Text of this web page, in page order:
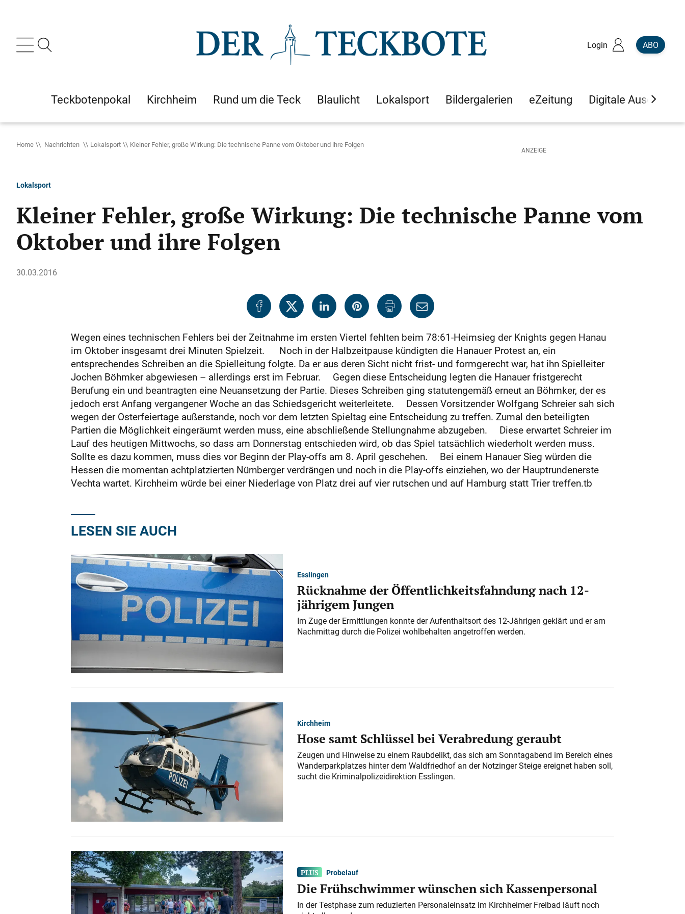
Login ABO
Teckbotenpokal Kirchheim Rund um die Teck Blaulicht Lokalsport Bildergalerien eZeitung Digitale Ausgaben
Home Nachrichten Lokalsport Kleiner Fehler, große Wirkung: Die technische Panne vom Oktober und ihre Folgen
Lokalsport
Kleiner Fehler, große Wirkung: Die technische Panne vom
Oktober und ihre Folgen
30.03.2016
Wegen eines technischen Fehlers bei der Zeitnahme im ersten Viertel fehlten beim 78:61-Heimsieg der Knights gegen Hanau
im Oktober insgesamt drei Minuten Spielzeit. Noch in der Halbzeitpause kündigten die Hanauer Protest an, ein
entsprechendes Schreiben an die Spielleitung folgte. Da er aus deren Sicht nicht frist- und formgerecht war, hat ihn Spielleiter
Jochen Böhmker abgewiesen – allerdings erst im Februar. Gegen diese Entscheidung legten die Hanauer fristgerecht
Berufung ein und beantragten eine Neuansetzung der Partie. Dieses Schreiben ging statutengemäß erneut an Böhmker, der es
jedoch erst Anfang vergangener Woche an das Schiedsgericht weiterleitete. Dessen Vorsitzender Wolfgang Schreier sah sich
wegen der Osterfeiertage außerstande, noch vor dem letzten Spieltag eine Entscheidung zu treffen. Zumal den beteiligten
Partien die Möglichkeit eingeräumt werden muss, eine abschließende Stellungnahme abzugeben. Diese erwartet Schreier im
Lauf des heutigen Mittwochs, so dass am Donnerstag entschieden wird, ob das Spiel tatsächlich wiederholt werden muss.
Sollte es dazu kommen, muss dies vor Beginn der Play-offs am 8. April geschehen. Bei einem Hanauer Sieg würden die
Hessen die momentan achtplatzierten Nürnberger verdrängen und noch in die Play-offs einziehen, wo der Hauptrundenerste
Vechta wartet. Kirchheim würde bei einer Niederlage von Platz drei auf vier rutschen und auf Hamburg statt Trier treffen.tb
LESEN SIE AUCH
Esslingen
Rücknahme der Öffentlichkeitsfahndung nach 12-
jährigem Jungen
Im Zuge der Ermittlungen konnte der Aufenthaltsort des 12-Jährigen geklärt und er am
Nachmittag durch die Polizei wohlbehalten angetroffen werden.
Kirchheim
Hose samt Schlüssel bei Verabredung geraubt
Zeugen und Hinweise zu einem Raubdelikt, das sich am Sonntagabend im Bereich eines
Wanderparkplatzes hinter dem Waldfriedhof an der Notzinger Steige ereignet haben soll,
sucht die Kriminalpolizeidirektion Esslingen.
Probelauf
Die Frühschwimmer wünschen sich Kassenpersonal
In der Testphase zum reduzierten Personaleinsatz im Kirchheimer Freibad läuft noch